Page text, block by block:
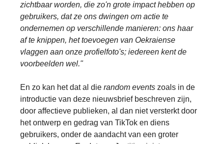
zichtbaar worden, die zo'n grote impact hebben op
gebruikers, dat ze ons dwingen om actie te
ondernemen op verschillende manieren: ons haar
af te knippen, het toevoegen van Oekraiense
vlaggen aan onze profielfoto's; iedereen kent de
voorbeelden wel."
En zo kan het dat al die random events zoals in de
introductie van deze nieuwsbrief beschreven zijn,
door affectieve publieken, al dan niet versterkt door
het ontwerp en gedrag van TikTok en diens
gebruikers, onder de aandacht van een groter